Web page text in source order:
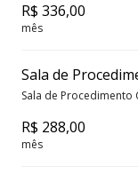
R$ 336,00
mês
Sala de
Sala de Procedimento
R$ 288,00
mês